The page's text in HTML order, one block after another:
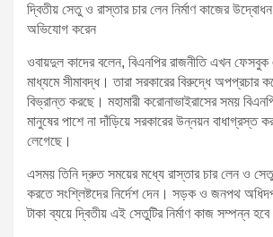
দ্বিতীয় সেতু ও রাস্তার চার লেন নির্মাণ কাজের
অভিযোগ করেন
ওবায়দুল কাদের বলেন, বিএনপির রাজনীতি এখন
মাধ্যমে সীমাবদ্ধ। তারা সরকারের বিরুদ্ধে অপপ্রচার
বিভ্রান্ত করছে। মহামারী করোনাভাইরাসের সময়
মানুষের পাশে না দাঁড়িয়ে সরকারের উন্নয়ন বাধাগ্রস্ত
লেগেছে।
এসময় তিনি দ্রুত সময়ের মধ্যে রাস্তার চার লেন ও
করতে সংশ্লিষ্টদের নির্দেশ দেন। সড়ক ও জনপথ
টাকা ব্যয়ে দ্বিতীয় এই সেতুটির নির্মাণ কাজ সম্পন্ন